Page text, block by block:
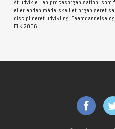
At udvikle i en procesorganisation,
eller anden måde ske i et organiseret
disciplineret udvikling. Teamdannelse
ELK 2006